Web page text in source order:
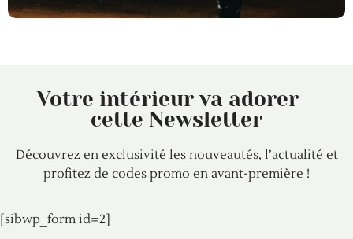
Votre intérieur va adorer
cette Newsletter
Découvrez en exclusivité les nouveautés, l’actualité et
profitez de codes promo en avant-première !
[sibwp_form id=2]